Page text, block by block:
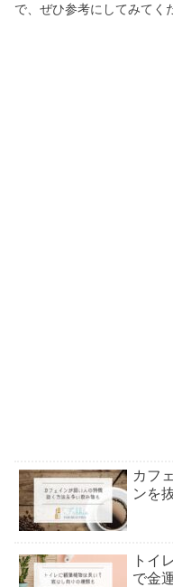
で、ぜひ参考にしてみてく
カフ
ンを
トイ
で金